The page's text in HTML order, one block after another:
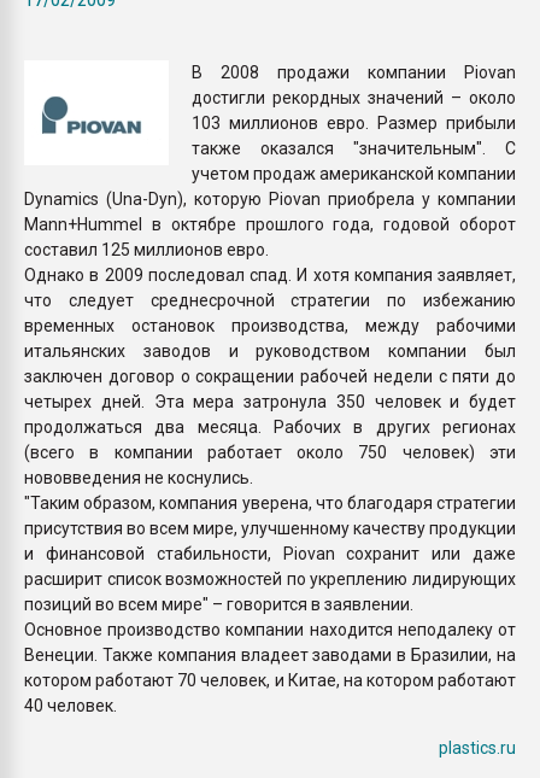
ПЕРЕЙТИ НА
В 2008 продажи компании Piovan
достигли рекордных значений – около
103 миллионов евро. Размер прибыли
также оказался "значительным". С
учетом продаж американской компании
Dynamics (Una-Dyn), которую Piovan приобрела у компании
Mann+Hummel в октябре прошлого года, годовой оборот
составил 125 миллионов евро.
Однако в 2009 последовал спад. И хотя компания заявляет,
что следует среднесрочной стратегии по избежанию
временных остановок производства, между рабочими
итальянских заводов и руководством компании был
заключен договор о сокращении рабочей недели с пяти до
четырех дней. Эта мера затронула 350 человек и будет
продолжаться два месяца. Рабочих в других регионах
(всего в компании работает около 750 человек) эти
нововведения не коснулись.
"Таким образом, компания уверена, что благодаря стратегии
присутствия во всем мире, улучшенному качеству продукции
и финансовой стабильности, Piovan сохранит или даже
расширит список возможностей по укреплению лидирующих
позиций во всем мире" – говорится в заявлении.
Основное производство компании находится неподалеку от
Венеции. Также компания владеет заводами в Бразилии, на
котором работают 70 человек, и Китае, на котором работают
40 человек.
plastics.ru